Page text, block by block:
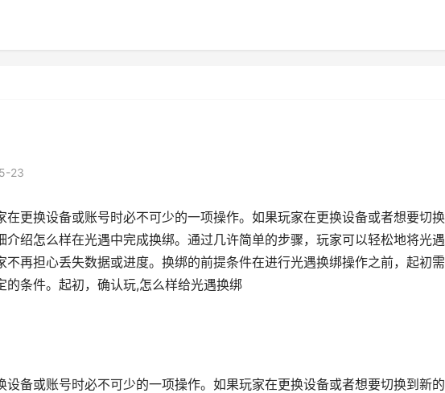
23
在更换设备或账号时必不可少的一项操作。如果玩家在更换设备或者想要切
介绍怎么样在光遇中完成换绑。通过几许简单的步骤，玩家可以轻松地将光
不再担心丢失数据或进度。换绑的前提条件在进行光遇换绑操作之前，起初
的条件。起初，确认玩,怎么样给光遇换绑
设备或账号时必不可少的一项操作。如果玩家在更换设备或者想要切换到新